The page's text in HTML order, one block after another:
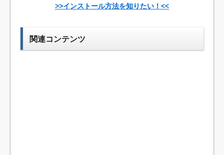
>>インストール方法を知りたい！<<
関連コンテンツ